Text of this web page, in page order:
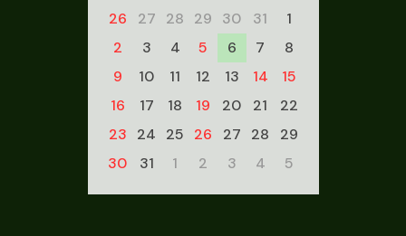
26
27 28 29 30 31
1
2
3 4 5 6 7
8
9
10 11 12 13 14
15
16
17 18 19 20 21
22
23
24 25 26 27 28
29
30
31 1 2 3 4 5